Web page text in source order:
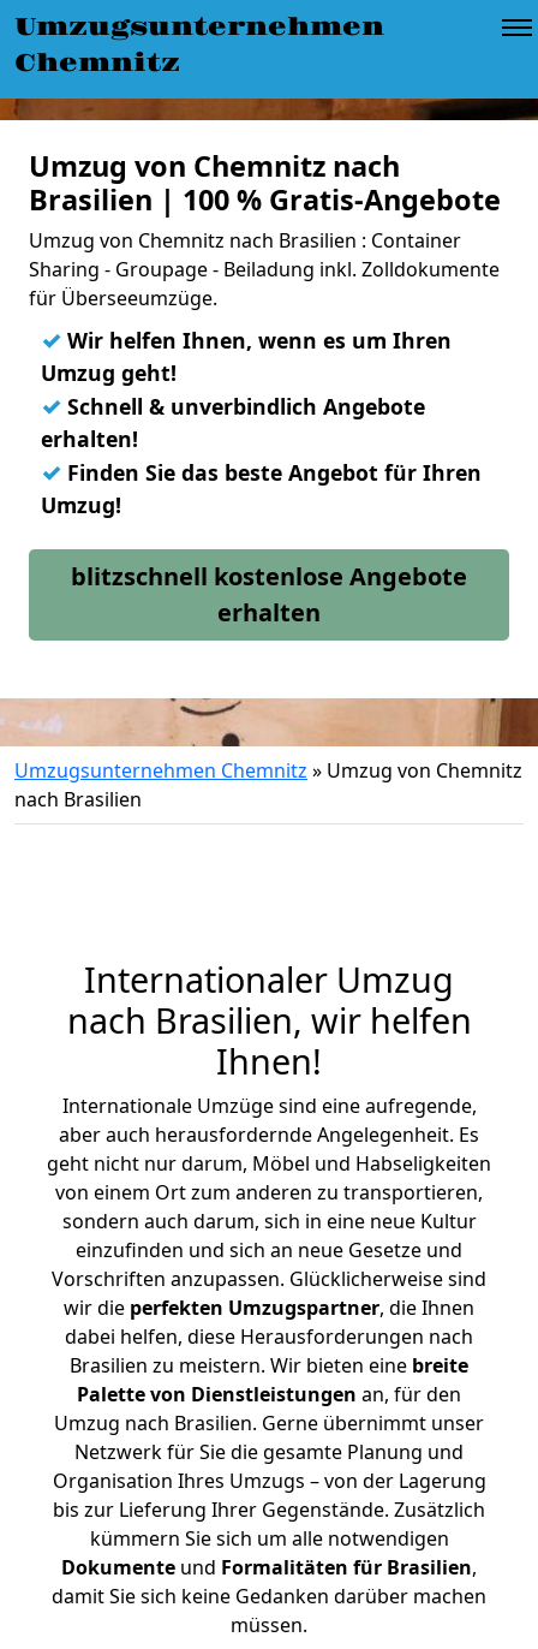
Umzugsunternehmen
Chemnitz
Umzug von Chemnitz nach
Brasilien | 100 % Gratis-Angebote
Umzug von Chemnitz nach Brasilien : Container
Sharing - Groupage - Beiladung inkl. Zolldokumente
für Überseeumzüge.
✓ Wir helfen Ihnen, wenn es um Ihren
Umzug geht!
✓ Schnell & unverbindlich Angebote
erhalten!
✓ Finden Sie das beste Angebot für Ihren
Umzug!
blitzschnell kostenlose Angebote
erhalten
Umzugsunternehmen Chemnitz » Umzug von Chemnitz
nach Brasilien
Internationaler Umzug
nach Brasilien, wir helfen
Ihnen!
Internationale Umzüge sind eine aufregende,
aber auch herausfordernde Angelegenheit. Es
geht nicht nur darum, Möbel und Habseligkeiten
von einem Ort zum anderen zu transportieren,
sondern auch darum, sich in eine neue Kultur
einzufinden und sich an neue Gesetze und
Vorschriften anzupassen. Glücklicherweise sind
wir die perfekten Umzugspartner, die Ihnen
dabei helfen, diese Herausforderungen nach
Brasilien zu meistern. Wir bieten eine breite
Palette von Dienstleistungen an, für den
Umzug nach Brasilien. Gerne übernimmt unser
Netzwerk für Sie die gesamte Planung und
Organisation Ihres Umzugs – von der Lagerung
bis zur Lieferung Ihrer Gegenstände. Zusätzlich
kümmern Sie sich um alle notwendigen
Dokumente und Formalitäten für Brasilien,
damit Sie sich keine Gedanken darüber machen
müssen.